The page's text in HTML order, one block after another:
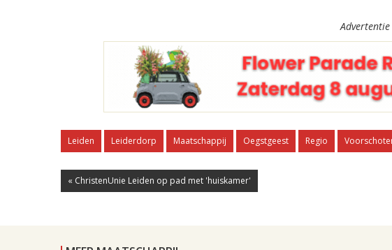
Advertentie
Leiden Leiderdorp Maatschappij Oegstgeest Regio
« ChristenUnie Leiden op pad met 'huiskamer'